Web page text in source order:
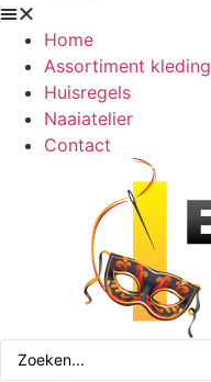
Home
Assortiment kleding
Huisregels
Naaiatelier
Contact
Search